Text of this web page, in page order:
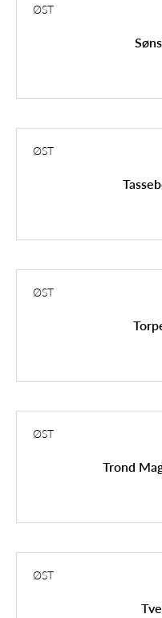
ØST
ØST
ØST
ØST
Trond
ØST